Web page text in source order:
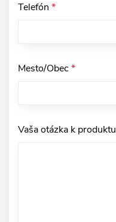
Telefón *
Mesto/Obec*
Vaša otázka k produktu